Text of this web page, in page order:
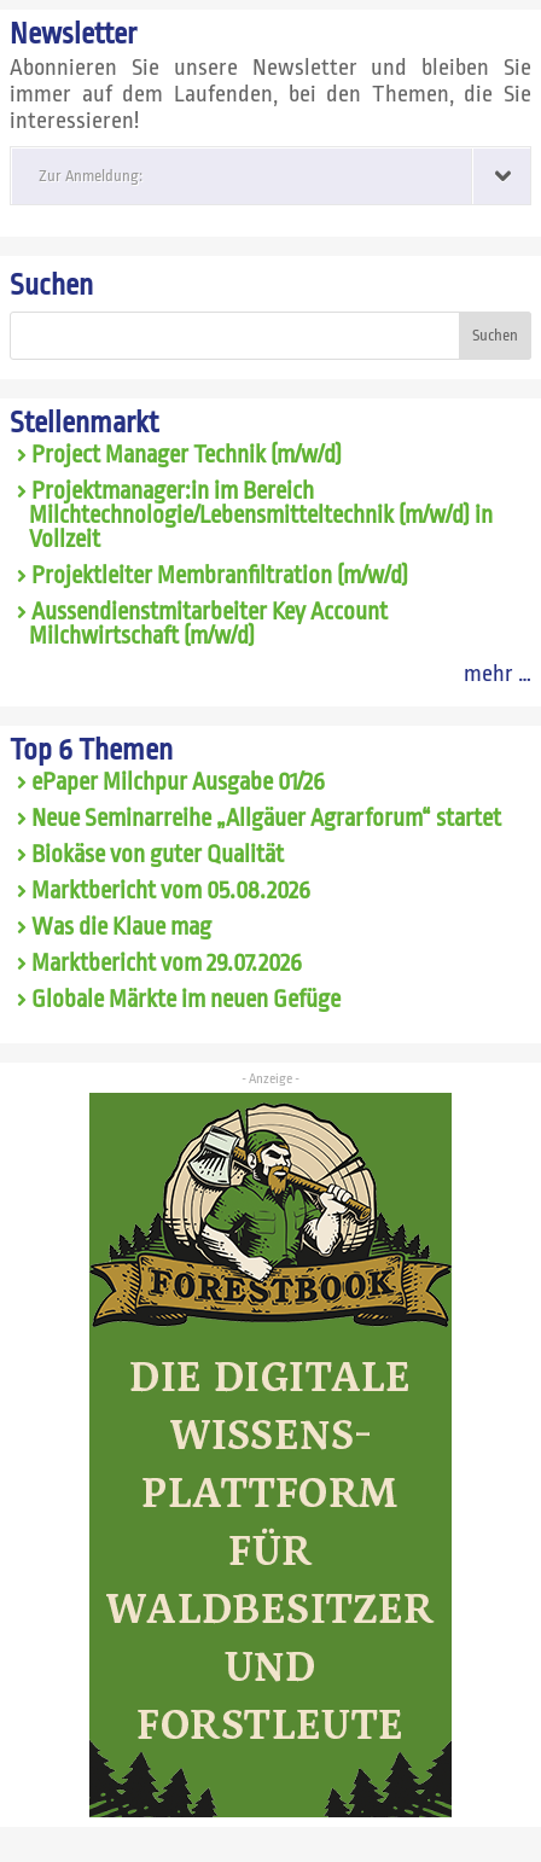
Newsletter
Abonnieren Sie unsere Newsletter und bleiben Sie
immer auf dem Laufenden, bei den Themen, die Sie
interessieren!
Zur Anmeldung:
Suchen
Suchen
Stellenmarkt
Project Manager Technik (m/w/d)
Projektmanager:in im Bereich
Milchtechnologie/Lebensmitteltechnik (m/w/d) in
Vollzeit
Projektleiter Membranfiltration (m/w/d)
Aussendienstmitarbeiter Key Account
Milchwirtschaft (m/w/d)
mehr …
Top 6 Themen
ePaper Milchpur Ausgabe 01/26
Neue Seminarreihe „Allgäuer Agrarforum“ startet
Biokäse von guter Qualität
Marktbericht vom 05.08.2026
Was die Klaue mag
Marktbericht vom 29.07.2026
Globale Märkte im neuen Gefüge